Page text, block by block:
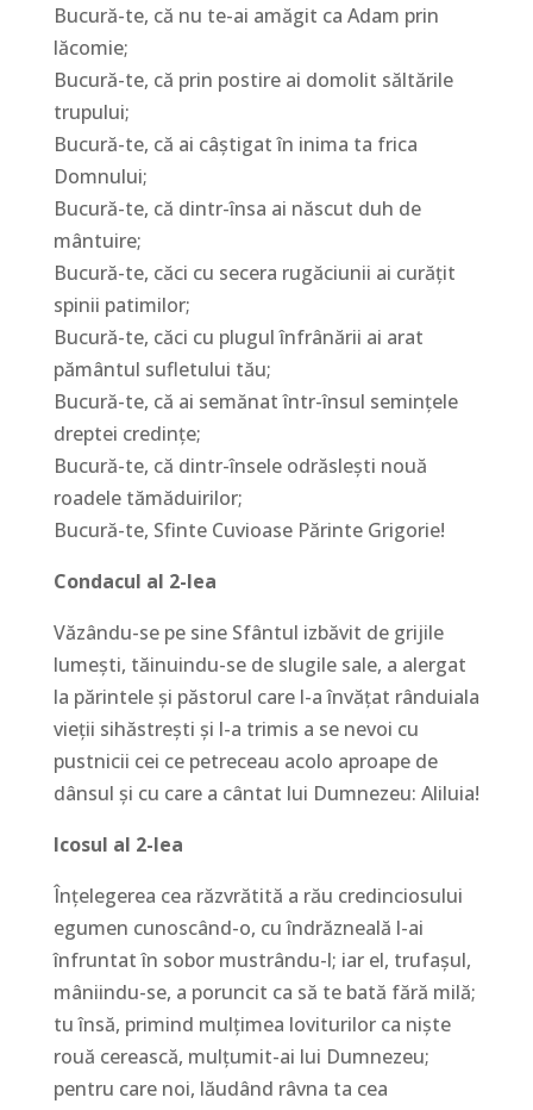
Bucură-te, că nu te-ai amăgit ca Adam prin
lăcomie;
Bucură-te, că prin postire ai domolit săltările
trupului;
Bucură-te, că ai câştigat în inima ta frica
Domnului;
Bucură-te, că dintr-însa ai născut duh de
mântuire;
Bucură-te, căci cu secera rugăciunii ai curăţit
spinii patimilor;
Bucură-te, căci cu plugul înfrânării ai arat
pământul sufletului tău;
Bucură-te, că ai semănat într-însul seminţele
dreptei credinţe;
Bucură-te, că dintr-însele odrăsleşti nouă
roadele tămăduirilor;
Bucură-te, Sfinte Cuvioase Părinte Grigorie!
Condacul al 2-lea
Văzându-se pe sine Sfântul izbăvit de grijile
lumeşti, tăinuindu-se de slugile sale, a alergat
la părintele şi păstorul care l-a învăţat rânduiala
vieţii sihăstreşti şi l-a trimis a se nevoi cu
pustnicii cei ce petreceau acolo aproape de
dânsul şi cu care a cântat lui Dumnezeu: Aliluia!
Icosul al 2-lea
Înţelegerea cea răzvrătită a rău credinciosului
egumen cunoscând-o, cu îndrăzneală l-ai
înfruntat în sobor mustrându-l; iar el, trufaşul,
mâniindu-se, a poruncit ca să te bată fără milă;
tu însă, primind mulţimea loviturilor ca nişte
rouă cerească, mulţumit-ai lui Dumnezeu;
pentru care noi, lăudând râvna ta cea